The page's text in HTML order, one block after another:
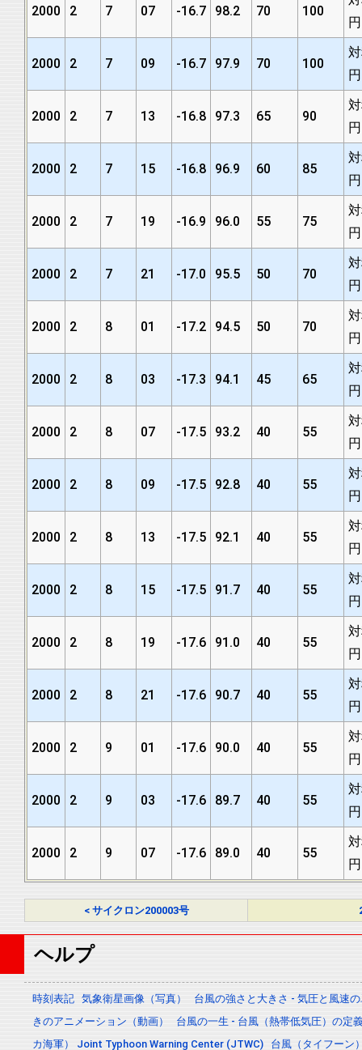
2000 2 7 07 -16.7 98.2 70 100
円
2000 2 7 09 -16.7 97.9 70 100
円
2000 2 7 13 -16.8 97.3 65 90
円
2000 2 7 15 -16.8 96.9 60 85
円
2000 2 7 19 -16.9 96.0 55 75
円
2000 2 7 21 -17.0 95.5 50 70
円
2000 2 8 01 -17.2 94.5 50 70
円
2000 2 8 03 -17.3 94.1 45 65
円
2000 2 8 07 -17.5 93.2 40 55
円
2000 2 8 09 -17.5 92.8 40 55
円
2000 2 8 13 -17.5 92.1 40 55
円
2000 2 8 15 -17.5 91.7 40 55
円
2000 2 8 19 -17.6 91.0 40 55
円
2000 2 8 21 -17.6 90.7 40 55
円
2000 2 9 01 -17.6 90.0 40 55
円
2000 2 9 03 -17.6 89.7 40 55
円
2000 2 9 07 -17.6 89.0 40 55
円
< サイクロン200003号
ヘルプ
時刻表記 気象衛星画像（写真）
台風の強さと大きさ - 気圧と風速
きのアニメーション（動画）
台風の一生 - 台風（熱帯低気圧）の定
カ海軍） Joint Typhoon Warning Center (JTWC)
台風（タイフーン